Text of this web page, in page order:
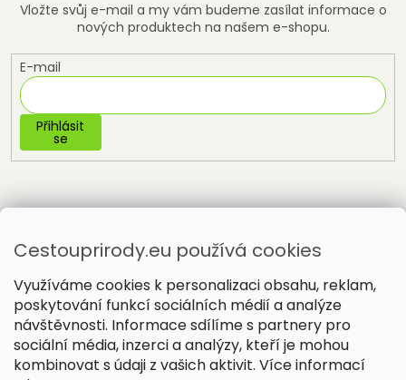
Cestouprirody.eu používá cookies
Využíváme cookies k personalizaci obsahu, reklam,
poskytování funkcí sociálních médií a analýze
návštěvnosti. Informace sdílíme s partnery pro
sociální média, inzerci a analýzy, kteří je mohou
kombinovat s údaji z vašich aktivit. Více informací
Vložte svůj e-mail a my vám budeme zasílat informace o
nových produktech na našem e-shopu.
E-mail
Přihlásit
se
Vytvořil Shoptet